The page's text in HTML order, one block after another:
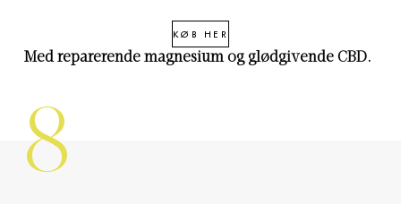
KØB HER
Med reparerende magnesium og glødgivende CBD.
8